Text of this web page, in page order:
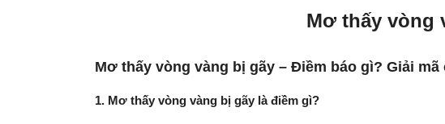
Mơ thấy vòng
Mơ thấy vòng vàng bị gãy – Điềm báo gì? Giải
1. Mơ thấy vòng vàng bị gãy là điềm gì?